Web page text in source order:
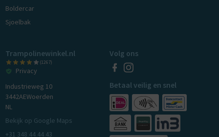
Boldercar
Sjoelbak
Trampolinewinkel.nl
(1267)
Privacy
Industrieweg 10
3442AEWoerden
NL
Bekijk op Google Maps
+31 348 44 44 43
Volg ons
Betaal veilig en snel